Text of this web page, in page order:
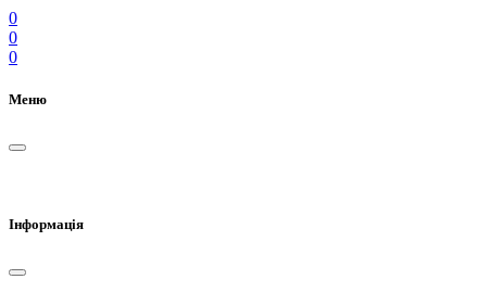
0
0
0
Меню
Інформація